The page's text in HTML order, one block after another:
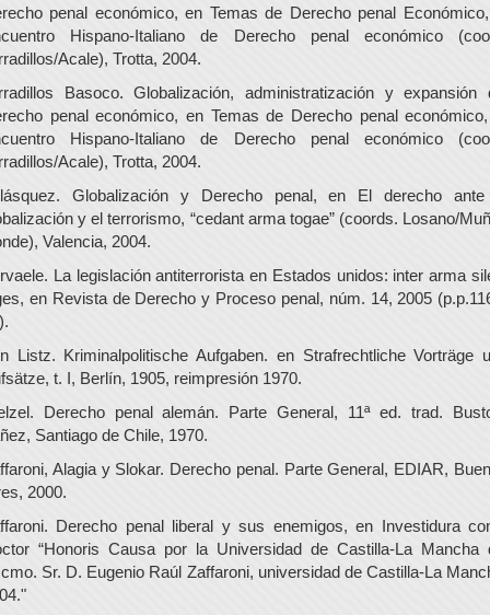
penal económico, en Temas de Derecho penal
Hispano-Italiano de Derecho penal económico
Acale), Trotta, 2004.
Basoco. Globalización, administratización y expansión
penal económico, en Temas de Derecho penal
Hispano-Italiano de Derecho penal económico
Acale), Trotta, 2004.
Globalización y Derecho penal, en El derecho
y el terrorismo, “cedant arma togae” (coords. Losano/
Valencia, 2004.
La legislación antiterrorista en Estados unidos: inter arma
en Revista de Derecho y Proceso penal, núm. 14, 2005
Listz. Kriminalpolitische Aufgaben. en Strafrechtliche Vorträge
t. I, Berlín, 1905, reimpresión 1970.
Derecho penal alemán. Parte General, 11ª ed. trad.
Santiago de Chile, 1970.
Alagia y Slokar. Derecho penal. Parte General, EDIAR,
2000.
Derecho penal liberal y sus enemigos, en Investidura
“Honoris Causa por la Universidad de Castilla-La Mancha
Sr. D. Eugenio Raúl Zaffaroni, universidad de Castilla-La